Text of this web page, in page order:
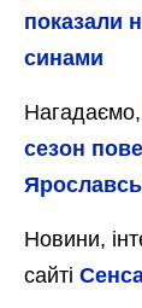
показали
синами
Нагадаємо,
сезон
Новини,
сайті